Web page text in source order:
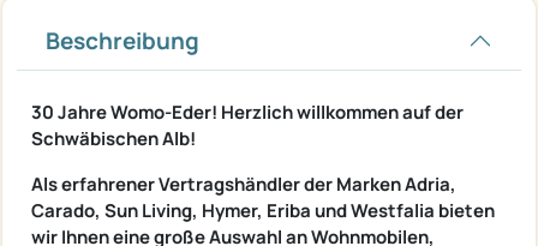
Beschreibung
30 Jahre Womo-Eder! Herzlich willkommen auf der
Schwäbischen Alb!
Als erfahrener Vertragshändler der Marken Adria,
Carado, Sun Living, Hymer, Eriba und Westfalia bieten
wir Ihnen eine große Auswahl an Wohnmobilen,